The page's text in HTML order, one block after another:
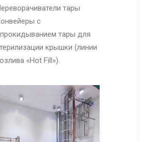
тары
с
тары для
крышки (линии
«Hot Fill»).